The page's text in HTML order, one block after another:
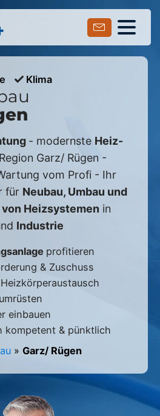
Klima
- modernste Heiz-
Garz/ Rügen -
vom Profi - Ihr
für Neubau, Umbau und
Heizsystemen in
Industrie
profitieren
& Zuschuss
einbauen
kompetent & pünktlich
» Garz/ Rügen